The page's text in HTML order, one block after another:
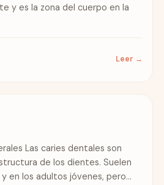
y es la zona del cuerpo en la
Leer →
Las caries dentales son
de los dientes. Suelen
en los adultos jóvenes, pero